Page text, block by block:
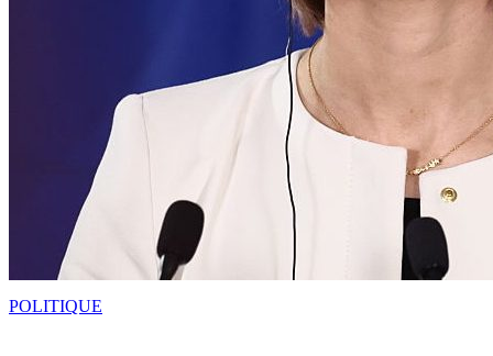
POLITIQUE